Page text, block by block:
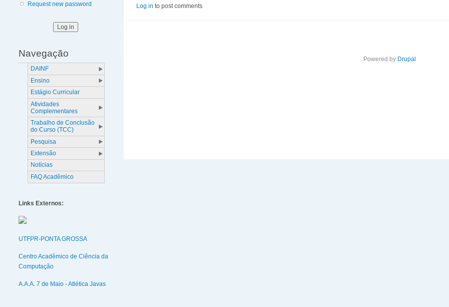
Request new password
Navegação
DAINF
Ensino
Estágio Curricular
Atividades
Complementares
Trabalho de Conclusão
do Curso (TCC)
Pesquisa
Extensão
Notícias
FAQ Acadêmico
Links Externos:
UTFPR-PONTA GROSSA
Centro Acadêmico de Ciência da
Computação
A.A.A. 7 de Maio - Atlética Javas
Log in to post comments
Powered by Drupal